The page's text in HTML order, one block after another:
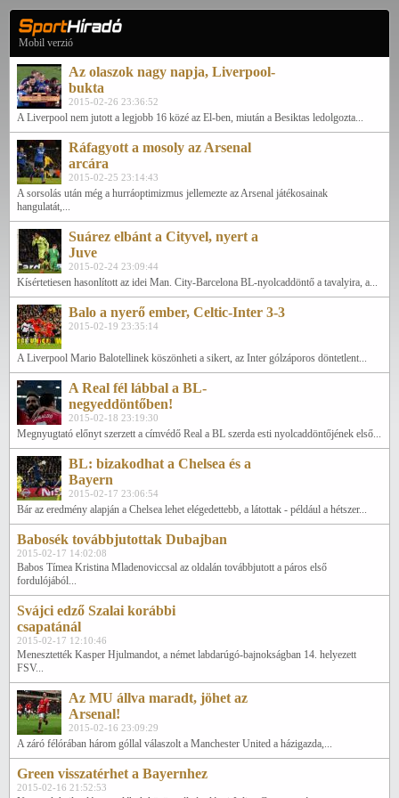
Mobil verzió
Az olaszok nagy napja, Liverpool-
bukta
2015-02-26 23:36:52
A Liverpool nem jutott a legjobb 16 közé az El-ben, miután a Besiktas ledolgozta...
Ráfagyott a mosoly az Arsenal
arcára
2015-02-25 23:14:43
A sorsolás után még a hurráoptimizmus jellemezte az Arsenal játékosainak
hangulatát,...
Suárez elbánt a Cityvel, nyert a
Juve
2015-02-24 23:09:44
Kísértetiesen hasonlított az idei Man. City-Barcelona BL-nyolcaddöntő a tavalyira, a...
Balo a nyerő ember, Celtic-Inter 3-3
2015-02-19 23:35:14
A Liverpool Mario Balotellinek köszönheti a sikert, az Inter gólzáporos döntetlent...
A Real fél lábbal a BL-
negyeddöntőben!
2015-02-18 23:19:30
Megnyugtató előnyt szerzett a címvédő Real a BL szerda esti nyolcaddöntőjének első...
BL: bizakodhat a Chelsea és a
Bayern
2015-02-17 23:06:54
Bár az eredmény alapján a Chelsea lehet elégedettebb, a látottak - például a hétszer...
Babosék továbbjutottak Dubajban
2015-02-17 14:02:08
Babos Tímea Kristina Mladenoviccsal az oldalán továbbjutott a páros első
fordulójából...
Svájci edző Szalai korábbi
csapatánál
2015-02-17 12:10:46
Menesztették Kasper Hjulmandot, a német labdarúgó-bajnokságban 14. helyezett
FSV...
Az MU állva maradt, jöhet az
Arsenal!
2015-02-16 23:09:29
A záró félórában három góllal válaszolt a Manchester United a házigazda,...
Green visszatérhet a Bayernhez
2015-02-16 21:52:53